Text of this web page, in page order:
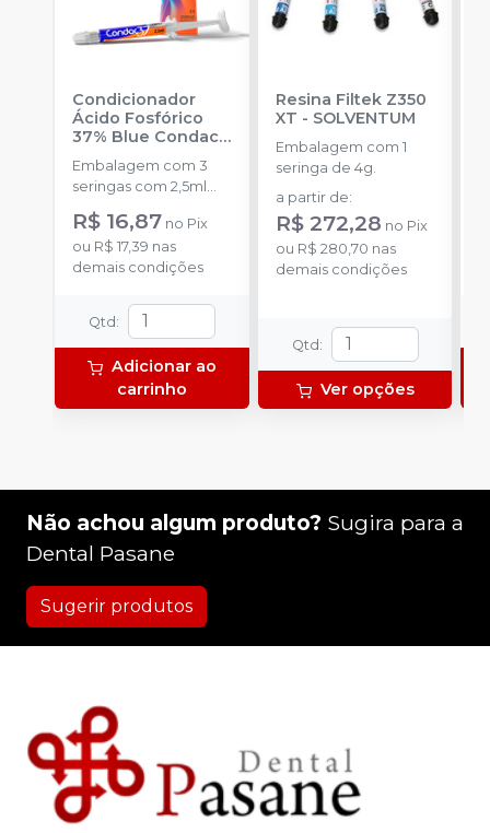
Condicionador
Ácido Fosfórico
37% Blue Condac-
FGM
Embalagem com 3
seringas com 2,5ml
cada uma e 3
ponteiras para
aplicação.
R$ 16,87 no Pix
ou R$ 17,39 nas
demais condições
Qtd :
Adicionar ao
carrinho
Resina Filtek Z350
XT - SOLVENTUM
Embalagem com 1
seringa de 4g.
a partir de:
R$ 272,28 no Pix
ou R$ 280,70 nas
demais condições
Qtd :
Ver opções
Não achou algum produto? Sugira para a
Dental Pasane
Sugerir produtos